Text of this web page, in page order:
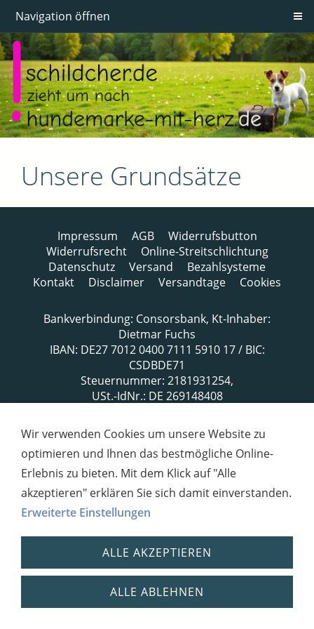
Navigation öffnen
Unsere Grundsätze
Impressum AGB
Widerrufsbutton
Widerrufsrecht
Online-Streitschlichtung
Datenschutz
Versand
Bezahlsysteme
Kontakt
Disclaimer Versandtage Cookies
Bankverbindung: Consorsbank, Kt-Inhaber:
Dietmar Fuchs
IBAN: DE27 7012 0400 7111 5910 17 / BIC:
CSDBDE71
Steuernummer: 2181931254,
USt.-IdNr.: DE 269148408
Wir verwenden Cookies um unsere Website zu
optimieren und Ihnen das bestmögliche Online-
Erlebnis zu bieten. Mit dem Klick auf "Alle
akzeptieren" erklären Sie sich damit einverstanden.
Erweiterte Einstellungen
ALLE AKZEPTIEREN
ALLE ABLEHNEN